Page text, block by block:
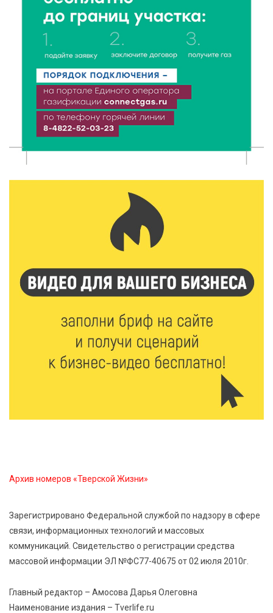
7 Авг 2026 18:01 216
День арбуза отметили ребята в Андреапольском
Доме культуры
7 Авг 2026 17:02 274
Названы первые победители программы «Земский
работник культуры» в Тверской области
7 Авг 2026 16:32 467
Твери
434
Сладкая программа в Твери: дегустация мёда и
рассказ о жизни пчёл
7 Авг 2026 15:41 223
Открыт набор на программу амбассадоров для
студентов российских вузов
7 Авг 2026 15:37 222
Жителям Тверской области напомнили об
7 Авг 2026 15:30 264
трансформаторных подстанций и более 146 км ЛЭП
в Тверской области
7 Авг 2026 15:10 261
появится новая беговая трасса для
профессиональных спортсменов
Архив номеров «Тверской Жизни»
Зарегистрировано Федеральной службой по надзору в сфере
связи, информационных технологий и массовых
коммуникаций. Свидетельство о регистрации средства
массовой информации ЭЛ №ФС77-40675 от 02 июля 2010г.
Главный редактор – Амосова Дарья Олеговна
Наименование издания – Tverlife.ru